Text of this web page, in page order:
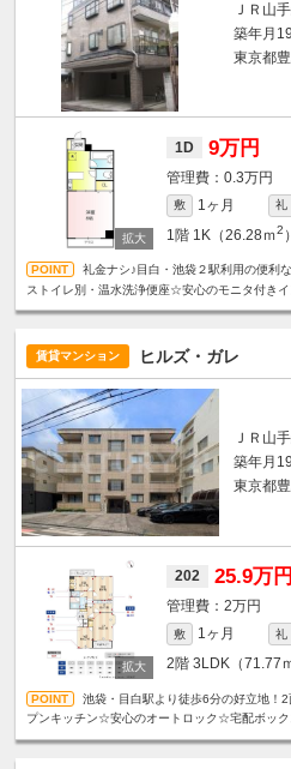
ＪＲ山
築年月
東京都
1D 9万円
0.3万円
敷 1ヶ月 礼
1階 1K（26.28ｍ2 ）
礼金ナシ♪目白・池袋２駅利用の便
ストイレ別・温水洗浄便座☆安心のモニタ付きイ
賃貸マンション ヒルズ・ガレ
ＪＲ山
築年月
東京都
202 25.9万円
2万円
敷 1ヶ月 礼
2階 3LDK（71.77
池袋・目白駅より徒歩6分の好立地
プンキッチン☆安心のオートロック☆宅配ボッ